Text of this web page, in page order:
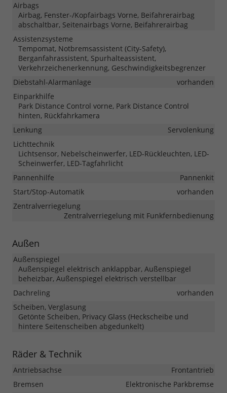
Airbags
Airbag, Fenster-/Kopfairbags Vorne, Beifahrerairbag
abschaltbar, Seitenairbags Vorne, Beifahrerairbag
Assistenzsysteme
Tempomat, Notbremsassistent (City-Safety),
Berganfahrassistent, Spurhalteassistent,
Verkehrzeichenerkennung, Geschwindigkeitsbegrenzer
Diebstahl-Alarmanlage
vorhanden
Einparkhilfe
Park Distance Control vorne, Park Distance Control
hinten, Rückfahrkamera
Lenkung
Servolenkung
Lichttechnik
Lichtsensor, Nebelscheinwerfer, LED-Rückleuchten, LED-
Scheinwerfer, LED-Tagfahrlicht
Pannenhilfe
Pannenkit
Start/Stop-Automatik
vorhanden
Zentralverriegelung
Zentralverriegelung mit Funkfernbedienung
Außen
Außenspiegel
Außenspiegel elektrisch anklappbar, Außenspiegel
beheizbar, Außenspiegel elektrisch verstellbar
Dachreling
vorhanden
Scheiben, Verglasung
Getönte Scheiben, Privacy Glass (Heckscheibe und
hintere Seitenscheiben abgedunkelt)
Räder & Technik
Antriebsachse
Frontantrieb
Bremsen
Elektronische Parkbremse